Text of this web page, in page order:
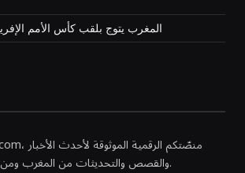
المغرب يتوج بلقب كأس الأمم
والقصص والتحديثات من المغرب ومن مختلف أنحاء العالم.